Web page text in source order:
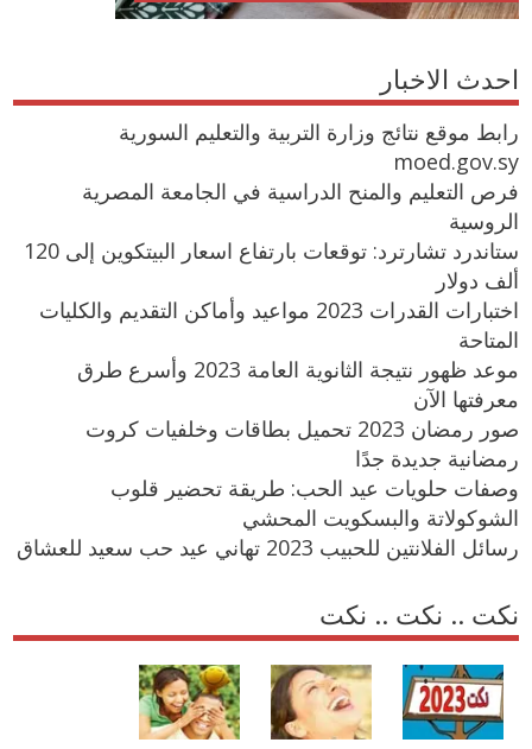
احدث الاخبار
رابط موقع نتائج وزارة التربية والتعليم السورية
moed.gov.sy
فرص التعليم والمنح الدراسية في الجامعة المصرية
الروسية
ستاندرد تشارترد: توقعات بارتفاع اسعار البيتكوين إلى 120
ألف دولار
اختبارات القدرات 2023 مواعيد وأماكن التقديم والكليات
المتاحة
موعد ظهور نتيجة الثانوية العامة 2023 وأسرع طرق
معرفتها الآن
صور رمضان 2023 تحميل بطاقات وخلفيات كروت
رمضانية جديدة جدًا
وصفات حلويات عيد الحب: طريقة تحضير قلوب
الشوكولاتة والبسكويت المحشي
رسائل الفلانتين للحبيب 2023 تهاني عيد حب سعيد للعشاق
نكت .. نكت .. نكت